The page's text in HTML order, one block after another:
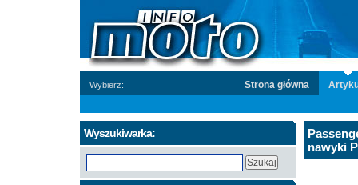
Wybierz: Strona główna
nawyki
Wyszukiwarka: